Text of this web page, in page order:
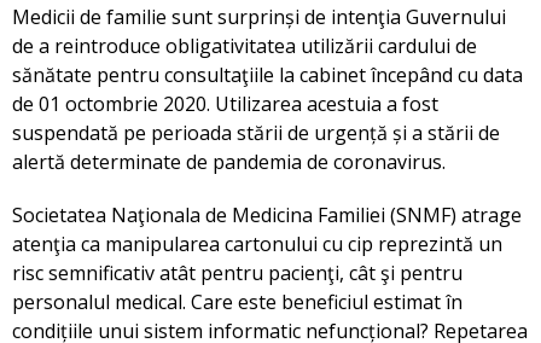
Medicii de familie sunt surprinși de intenţia Guvernului
de a reintroduce obligativitatea utilizării cardului de
sănătate pentru consultaţiile la cabinet începând cu data
de 01 octombrie 2020. Utilizarea acestuia a fost
suspendată pe perioada stării de urgență și a stării de
alertă determinate de pandemia de coronavirus.
Societatea Naţionala de Medicina Familiei (SNMF) atrage
atenţia ca manipularea cartonului cu cip reprezintă un
risc semnificativ atât pentru pacienţi, cât şi pentru
personalul medical. Care este beneficiul estimat în
condițiile unui sistem informatic nefuncțional? Repetarea